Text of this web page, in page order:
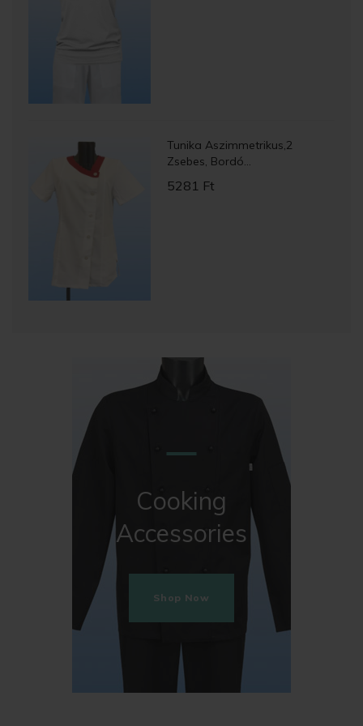
Tunika Aszimmetrikus,2
Zsebes, Bordó...
5281 Ft
Cooking
Accessories
Shop Now